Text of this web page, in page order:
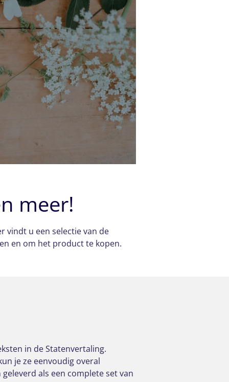
meer!
vindt u een selectie van de
en om het product te kopen.
in de Statenvertaling.
je ze eenvoudig overal
als een complete set van